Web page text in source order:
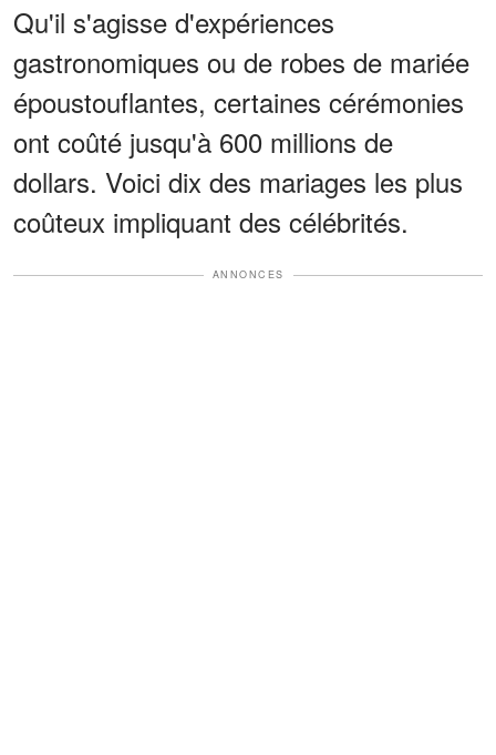
Qu'il s'agisse d'expériences
gastronomiques ou de robes de mariée
époustouflantes, certaines cérémonies
ont coûté jusqu'à 600 millions de
dollars. Voici dix des mariages les plus
coûteux impliquant des célébrités.
ANNONCES